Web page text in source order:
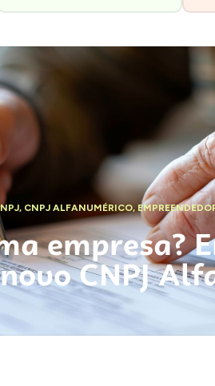
, CNPJ ALFANUMÉRICO,
empresa?
CNPJ